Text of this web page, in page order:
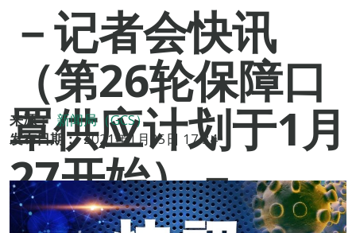
－记者会快讯
（第26轮保障口
罩供应计划于1月
27开始）－
来源： 新闻局（GCS）
发布日期： 2021年1月25日 17:34